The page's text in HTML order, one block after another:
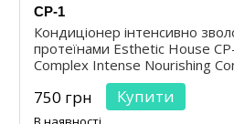
CP-1
Кондиціонер інтенсивно
протеїнами Esthetic House
Complex Intense Nourishing
750 грн Купити